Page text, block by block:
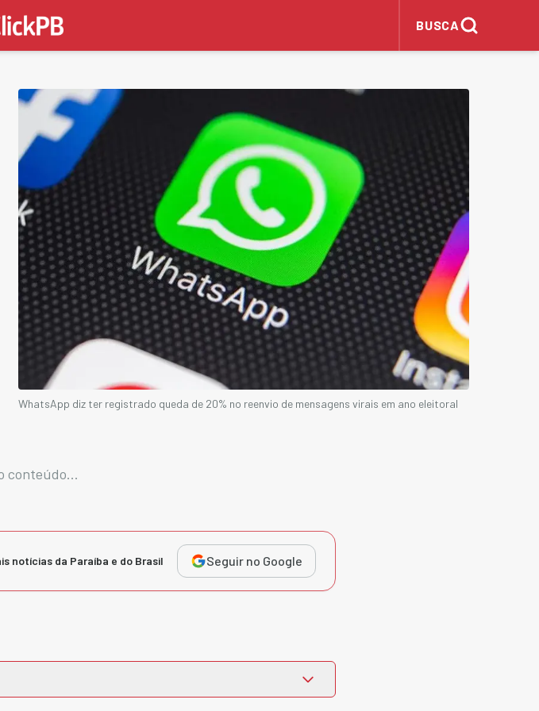
BUSCA
WhatsApp diz ter registrado queda de 20% no reenvio de mensagens virais em ano eleitoral
conteúdo...
notícias da Paraíba e do Brasil Seguir no Google